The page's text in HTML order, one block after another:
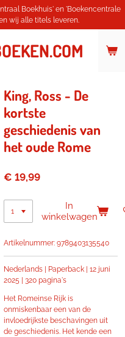
Boekhuis' en 'Boekencentrale
wij alle titels leveren.
King, Ross - De
kortste
geschiedenis van
het oude Rome
€ 19,99
In
winkelwagen
Artikelnummer: 9789403135540
Nederlands | Paperback | 12 juni
2025 | 320 pagina's
Het Romeinse Rijk is
onmiskenbaar een van de
invloedrijkste beschavingen uit
de geschiedenis. Het kende een